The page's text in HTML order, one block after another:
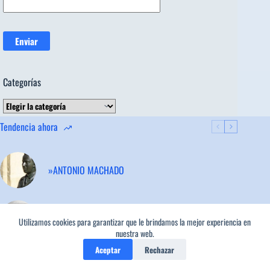
Utilizamos cookies para garantizar que le brindamos la mejor experiencia en
nuestra web.
Aceptar Rechazar
Categorías
Categorías
Tendencia ahora
»ANTONIO MACHADO
»JOSÉ ÁNGEL BUESA